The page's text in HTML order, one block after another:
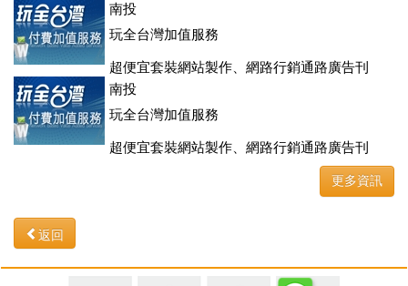
登、訂房系統、客房委託旅行社銷售，全面優惠中....
南投
玩全台灣加值服務
超便宜套裝網站製作、網路行銷通路廣告刊
登、訂房系統、客房委託旅行社銷售，全面優惠中....
南投
玩全台灣加值服務
超便宜套裝網站製作、網路行銷通路廣告刊
登、訂房系統、客房委託旅行社銷售，全面優惠中....
更多資訊
返回